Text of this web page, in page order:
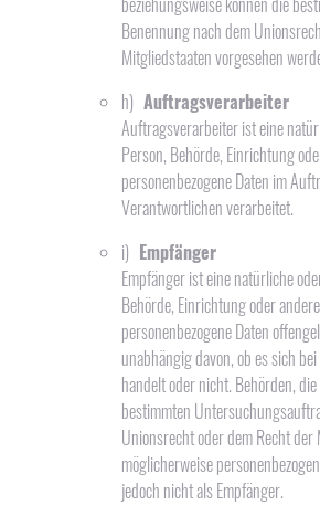
Benennung nach dem
Mitgliedstaaten vorgesehen
h) Auftragsverarbeiter
Auftragsverarbeiter ist eine
Person, Behörde, Einrichtung
personenbezogene Daten im
Verantwortlichen verarbeitet.
i) Empfänger
Empfänger ist eine natürliche
Behörde, Einrichtung oder
personenbezogene Daten
unabhängig davon, ob es sich
handelt oder nicht. Behörden,
bestimmten
Unionsrecht oder dem Recht
möglicherweise
jedoch nicht als Empfänger.